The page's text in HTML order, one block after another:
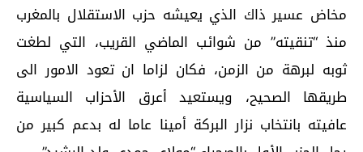
مخاض عسير ذاك الذي يعيشه حزب الاستقلال بالمغرب
منذ “تنقيته” من شوائب الماضي القريب، التي لطغت
ثوبه لبرهة من الزمن، فكان لزاما ان تعود الامور الى
طريقها الصحيح، ويستعيد أعرق الأحزاب السياسية
عافيته بانتخاب نزار البركة أمينا عاما له بدعم كبير من